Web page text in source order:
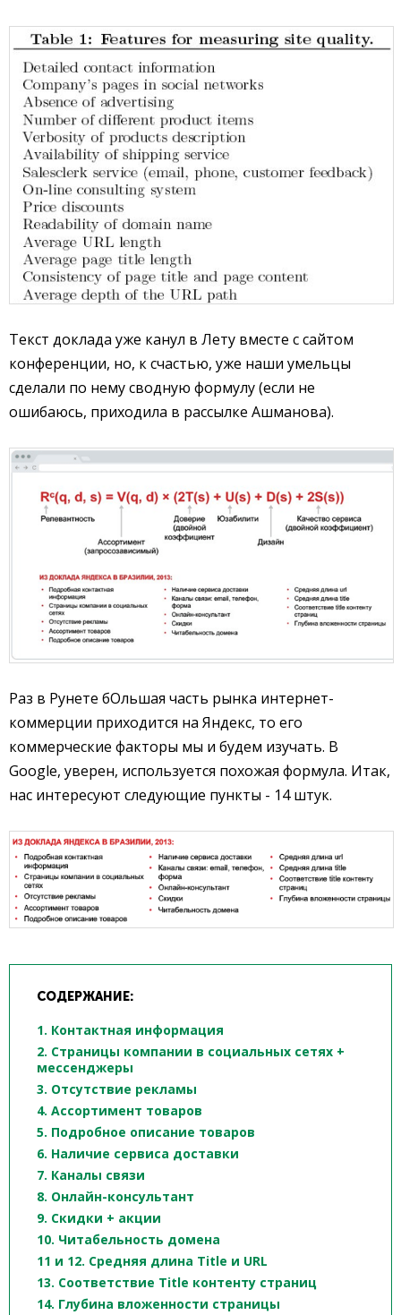
Текст доклада уже канул в Лету вместе с сайтом
конференции, но, к счастью, уже наши умельцы
сделали по нему сводную формулу (если не
ошибаюсь, приходила в рассылке Ашманова).
Раз в Рунете бОльшая часть рынка интернет-
коммерции приходится на Яндекс, то его
коммерческие факторы мы и будем изучать. В
Google, уверен, используется похожая формула. Итак,
нас интересуют следующие пункты - 14 штук.
СОДЕРЖАНИЕ:
1. Контактная информация
2. Страницы компании в социальных сетях +
мессенджеры
3. Отсутствие рекламы
4. Ассортимент товаров
5. Подробное описание товаров
6. Наличие сервиса доставки
7. Каналы связи
8. Онлайн-консультант
9. Скидки + акции
10. Читабельность домена
11 и 12. Средняя длина Title и URL
13. Соответствие Title контенту страниц
14. Глубина вложенности страницы